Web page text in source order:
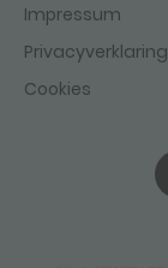
Impressum
Privacyverklaring
Cookies